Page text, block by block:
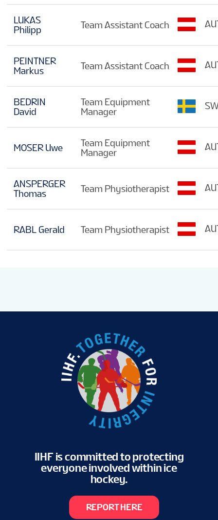
LUKAS
Philipp
PEINTNER
Markus
BEDRIN
David
MOSER Uwe
ANSPERGER
Thomas
RABL Gerald
Team Assistant Coach
Team Assistant Coach
Team Equipment
Manager
Team Equipment
Manager
Team Physiotherapist
Team Physiotherapist
IIHF is committed to protecting
everyone involved within ice
hockey.
REPORT HERE